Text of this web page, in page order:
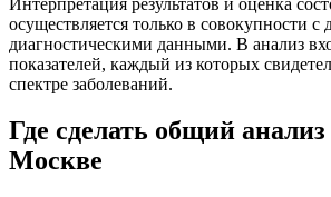
осуществляется только в совокупности с
диагностическими данными. В анализ
показателей, каждый из которых
спектре заболеваний.
Где сделать общий
Москве